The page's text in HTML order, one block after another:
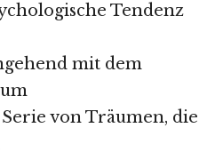
Tendenz
mit dem
Serie von Träumen, die